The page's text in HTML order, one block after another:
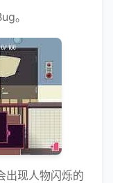
。
出现人物闪烁的